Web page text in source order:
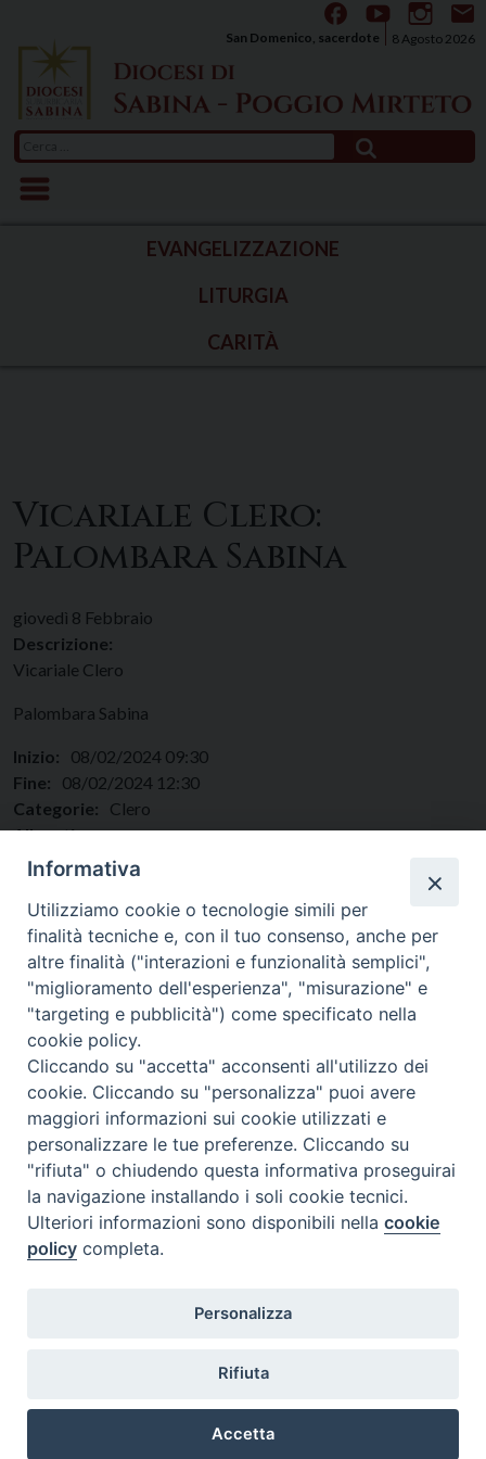
content
8 Agosto 2026
San Domenico, sacerdote
per:
EVANGELIZZAZIONE
LITURGIA
CARITÀ
Vicariale Clero:
Palombara Sabina
giovedì 8 Febbraio
Descrizione:
Vicariale Clero
Palombara Sabina
Inizio:
08/02/2024 09:30
Fine:
08/02/2024 12:30
Categorie:
Clero
Allegati:
Regione: Lazio
Piazza Mario Dottori, 14
02047 Poggio Mirteto (Rieti)
diocesi@diocesisabina.it
Informativa
Utilizziamo cookie o tecnologie simili per
finalità tecniche e, con il tuo consenso, anche per
altre finalità ("interazioni e funzionalità semplici",
"miglioramento dell'esperienza", "misurazione" e
"targeting e pubblicità") come specificato nella
cookie policy.
Cliccando su "accetta" acconsenti all'utilizzo dei
cookie. Cliccando su "personalizza" puoi avere
maggiori informazioni sui cookie utilizzati e
personalizzare le tue preferenze. Cliccando su
"rifiuta" o chiudendo questa informativa proseguirai
la navigazione installando i soli cookie tecnici.
Ulteriori informazioni sono disponibili nellacookie
policy completa.
Personalizza
Rifiuta
Accetta